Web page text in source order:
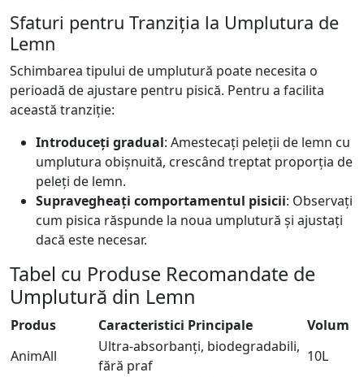
Sfaturi pentru Tranziția la Umplutura de
Lemn
Schimbarea tipului de umplutură poate necesita o
perioadă de ajustare pentru pisică. Pentru a facilita
această tranziție:
Introduceți gradual: Amestecați peleții de lemn cu
umplutura obișnuită, crescând treptat proporția de
peleți de lemn.
Supravegheați comportamentul pisicii: Observați
cum pisica răspunde la noua umplutură și ajustați
dacă este necesar.
Tabel cu Produse Recomandate de
Umplutură din Lemn
Produs Caracteristici Principale
Volum
AnimAll
Ultra-absorbanți, biodegradabili,
fără praf
10L